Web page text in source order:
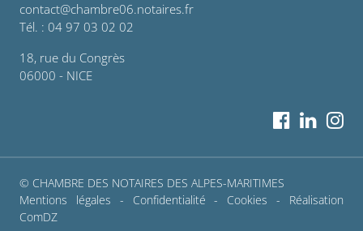
contact@chambre06.notaires.fr
Tél. : 04 97 03 02 02
18, rue du Congrès
06000 - NICE
© CHAMBRE DES NOTAIRES DES ALPES-MARITIMES
Mentions légales - Confidentialité - Cookies - Réalisation
ComDZ